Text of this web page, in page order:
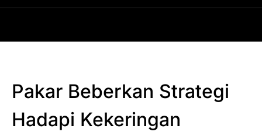
Pakar Beberkan Strategi
Hadapi Kekeringan